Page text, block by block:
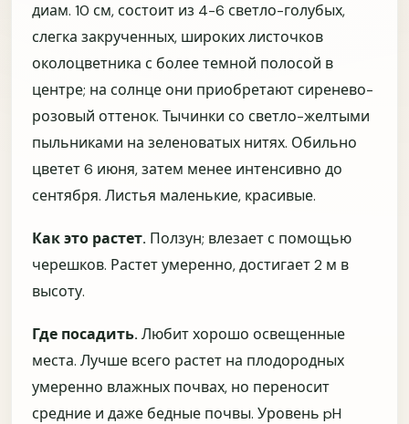
диам. 10 см, состоит из 4-6 светло-голубых,
слегка закрученных, широких листочков
околоцветника с более темной полосой в
центре; на солнце они приобретают сиренево-
розовый оттенок. Тычинки со светло-желтыми
пыльниками на зеленоватых нитях. Обильно
цветет 6 июня, затем менее интенсивно до
сентября. Листья маленькие, красивые.
Как это растет. Ползун; влезает с помощью
черешков. Растет умеренно, достигает 2 м в
высоту.
Где посадить. Любит хорошо освещенные
места. Лучше всего растет на плодородных
умеренно влажных почвах, но переносит
средние и даже бедные почвы. Уровень pH
Только знакомлюсь с
питомником
Выбираю сорта перед
покупкой
Уже оформил(а) заказ, но
Уже получал(а) растения
Что сильнее всего повышает доверие к качеству?
Живые фото растений
сортов
Пояснение по размеру
саду
вопрос перед покупкой
качеству или решиться на заказ?